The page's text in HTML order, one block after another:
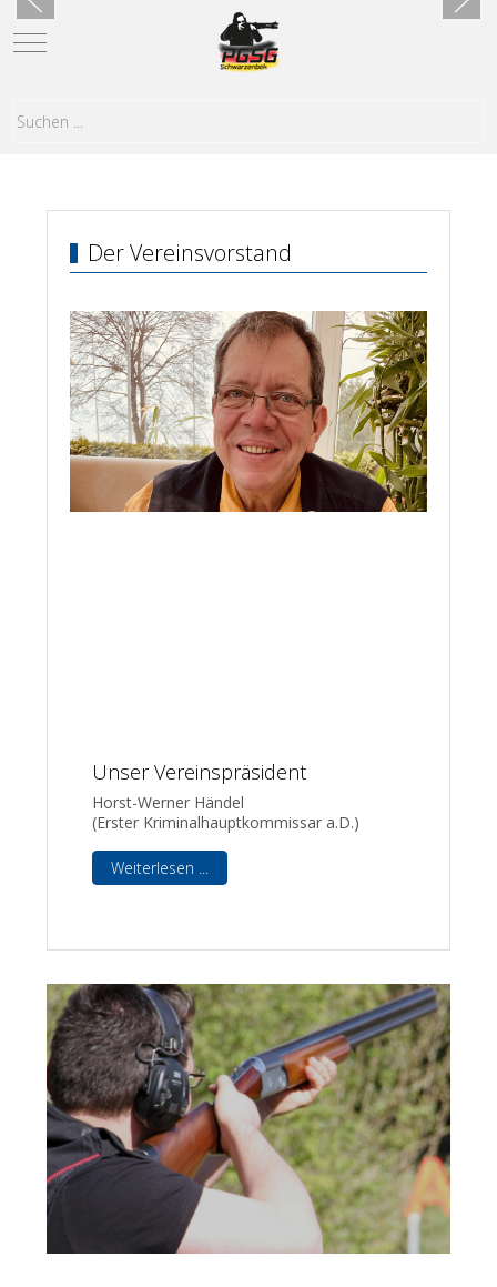
Mobile Menu Toggle
Der Vereinsvorstand
Unser Vereinspräsident
Horst-Werner Händel
(Erster Kriminalhauptkommissar a.D.)
Weiterlesen ...